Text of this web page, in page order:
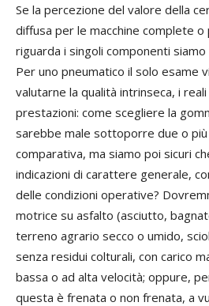
Se la percezione del valore della
diffusa per le macchine complete
riguarda i singoli componenti
Per uno pneumatico il solo esame
valutarne la qualità intrinseca, i
prestazioni: come scegliere la
sarebbe male sottoporre due o più
comparativa, ma siamo poi sicuri
indicazioni di carattere generale,
delle condizioni operative?
motrice su asfalto (asciutto,
terreno agrario secco o umido,
senza residui colturali, con carico
bassa o ad alta velocità; oppure,
questa è frenata o non frenata, a